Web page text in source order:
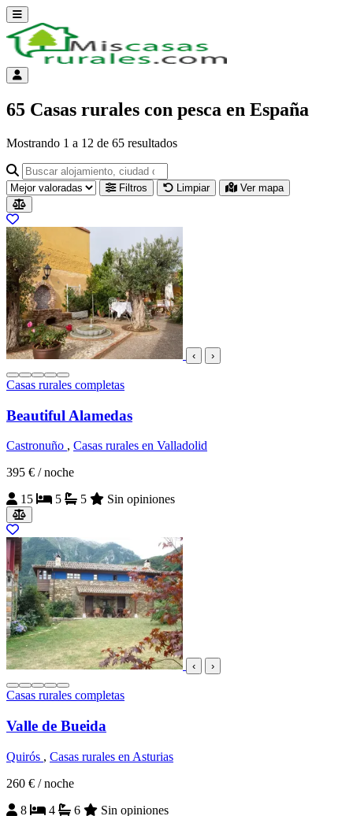
Abrir menú
Menú de cuenta
65 Casas rurales con pesca en España
Mostrando 1 a 12 de 65 resultados
Buscar alojamiento, ciudad o provincia para ir a su página
Filtros Limpiar Ver mapa
Resultados del listado
‹ ›
Casas rurales completas
Beautiful Alamedas
Castronuño , Casas rurales en Valladolid
395 € / noche
15
5 5 Sin opiniones
‹ ›
Casas rurales completas
Valle de Bueida
Quirós , Casas rurales en Asturias
260 € / noche
8
4 6 Sin opiniones